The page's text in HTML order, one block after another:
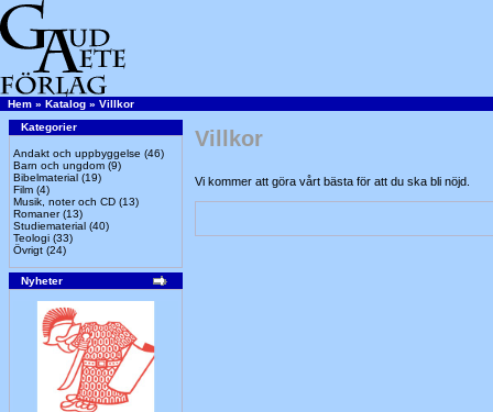
Hem » Katalog » Villkor
Kategorier
Andakt och uppbyggelse (46)
Barn och ungdom (9)
Bibelmaterial (19)
Film (4)
Musik, noter och CD (13)
Romaner(13)
Studiematerial (40)
Teologi (33)
Övrigt (24)
Nyheter
Villkor
Vi kommer att göra vårt bästa för att du ska bli nöjd.